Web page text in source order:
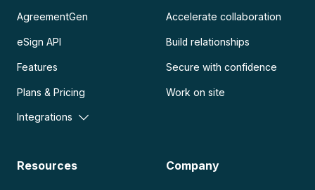
AgreementGen
eSign API
Features
Plans & Pricing
Integrations
Accelerate collaboration
Build relationships
Secure with confidence
Work on site
Resources Company